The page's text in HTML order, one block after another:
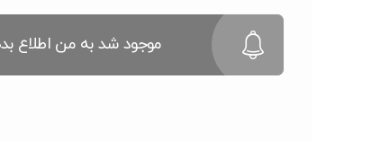
موجود شد به من اطلاع